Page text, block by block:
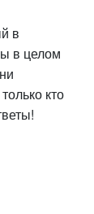
в
в целом
кто